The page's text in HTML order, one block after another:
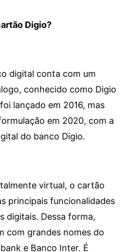
Digio?
digital conta com um
conhecido como Digio
lançado em 2016, mas
em 2020, com a
do banco Digio.
virtual, o cartão
principais funcionalidades
digitais. Dessa forma,
com grandes nomes do
e Banco Inter. É